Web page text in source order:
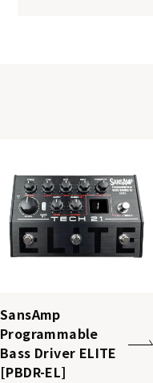
SansAmp
Programmable
Bass Driver ELITE
[PBDR-EL]